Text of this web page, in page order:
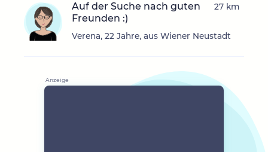
Auf der Suche nach guten
Freunden :)
Verena, 22 Jahre, aus Wiener Neustadt
27 km